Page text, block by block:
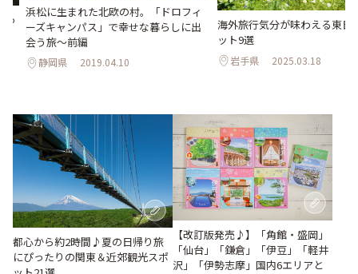
っ
浜松に生まれた北欧の村。「ドロフィ
ーズキャンパス」で幸せな暮らしに出
会う旅～前編
静岡県 2019.04.10
海外旅行気分が味わえる東日
ット9選
岩手県 2025.03.18
都心から約2時間♪夏の日帰り旅
にぴったりの関東＆近郊観光スポ
【改訂版発売♪】「角館・盛岡」
「仙台」「鎌倉」「伊豆」「軽井
沢」「伊勢志摩」国内6エリアと